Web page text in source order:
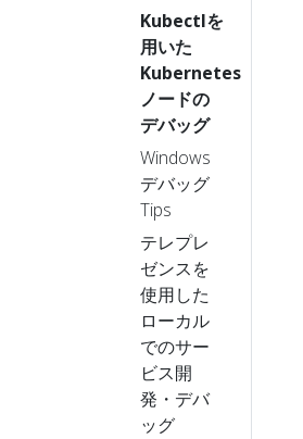
Kubectlを
用いた
Kubernetes
ノードの
デバッグ
Windows
デバッグ
Tips
テレプレ
ゼンスを
使用した
ローカル
でのサー
ビス開
発・デバ
ッグ